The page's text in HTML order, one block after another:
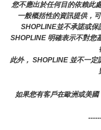
您不應出於任何目的依賴此
一般概括性的資訊提供，
SHOPLINE並不承諾或保
SHOPLINE 明確表示不對您
此外， SHOPLINE 並不一定
如果您有客戶在歐洲或美國